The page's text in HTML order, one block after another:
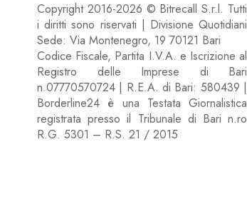
Copyright 2016-2026 © Bitrecall S.r.l. Tutti
i diritti sono riservati | Divisione Quotidiani
Sede: Via Montenegro, 19 70121 Bari
Codice Fiscale, Partita I.V.A. e Iscrizione al
Registro delle Imprese di Bari
n.07770570724 | R.E.A. di Bari: 580439 |
Borderline24 è una Testata Giornalistica
registrata presso il Tribunale di Bari n.ro
R.G. 5301 – R.S. 21 / 2015